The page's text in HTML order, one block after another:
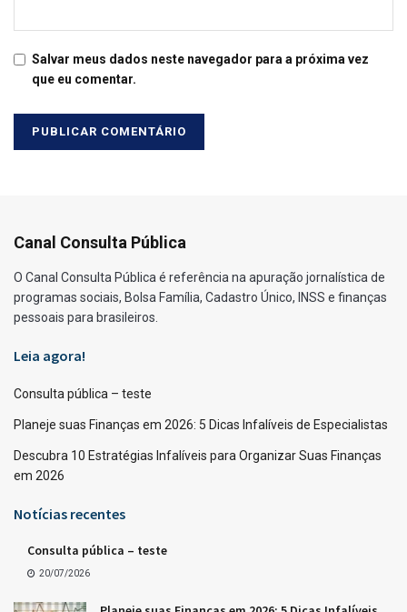
Salvar meus dados neste navegador para a próxima vez
que eu comentar.
Canal Consulta Pública
O Canal Consulta Pública é referência na apuração jornalística de
programas sociais, Bolsa Família, Cadastro Único, INSS e finanças
pessoais para brasileiros.
Leia agora!
Consulta pública – teste
Planeje suas Finanças em 2026: 5 Dicas Infalíveis de Especialistas
Descubra 10 Estratégias Infalíveis para Organizar Suas Finanças
em 2026
Notícias recentes
Consulta pública – teste
20/07/2026